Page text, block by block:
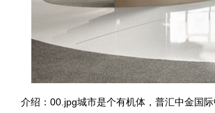
介绍：00.jpg城市是个有机体，普汇中金国